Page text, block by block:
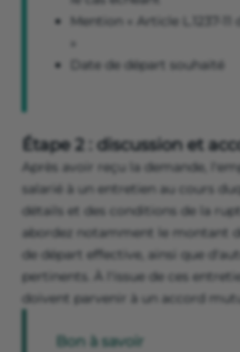
Mention « Article L.1237-11
»
Date de départ souhaité
Étape 2 : discussion et
Après avoir reçu la demande,
salarié à un entretien au cours
détails et des conditions de la
abordez notamment le montant
de départ effective, ainsi que
pertinents. À l'issue de ces
doivent parvenir à un accord
Bon à savoir